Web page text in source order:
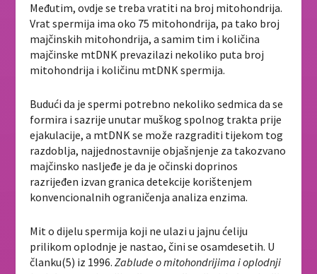
Međutim, ovdje se treba vratiti na broj mitohondrija.
Vrat spermija ima oko 75 mitohondrija, pa tako broj
majčinskih mitohondrija, a samim tim i količina
majčinske mtDNK prevazilazi nekoliko puta broj
mitohondrija i količinu mtDNK spermija.
Budući da je spermi potrebno nekoliko sedmica da se
formira i sazrije unutar muškog spolnog trakta prije
ejakulacije, a mtDNK se može razgraditi tijekom tog
razdoblja, najjednostavnije objašnjenje za takozvano
majčinsko nasljeđe je da je očinski doprinos
razrijeđen izvan granica detekcije korištenjem
konvencionalnih ograničenja analiza enzima.
Mit o dijelu spermija koji ne ulazi u jajnu ćeliju
prilikom oplodnje je nastao, čini se osamdesetih. U
članku(5) iz 1996.Zablude o mitohondrijima i oplodnji